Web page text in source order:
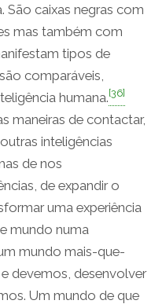
São caixas negras com
mas também com
tipos de
comparáveis,
humana. [36]
maneiras de contactar,
inteligências
de nos
de expandir o
uma experiência
mundo numa
mundo mais-que-
devemos, desenvolver
Um mundo de que